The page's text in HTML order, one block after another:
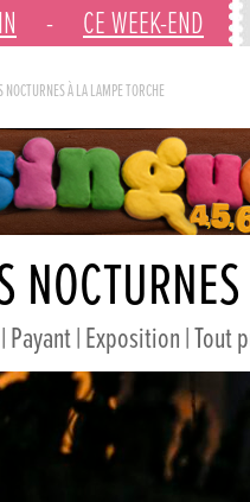
- CE WEEK-END
À LA LAMPE TORCHE
| Exposition | Tout